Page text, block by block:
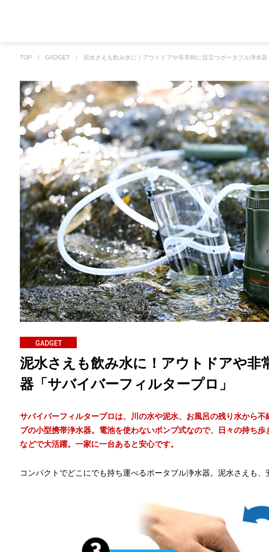
TOP / GADGET / 泥水さえも飲み水に！アウトドアや非常時に役立つポータブル浄水器
GADGET
泥水さえも飲み水に！アウトドアや非
器「サバイバーフィルタープロ」
サバイバーフィルタープロは、川の水や泥水、お風呂の残り水から
プの小型携帯浄水器。電池を使わないポンプ式なので、日々の持ち
などで大活躍。一家に一台あると安心です。
コンパクトでどこにでも持ち運べるポータブル浄水器。泥水さえも、